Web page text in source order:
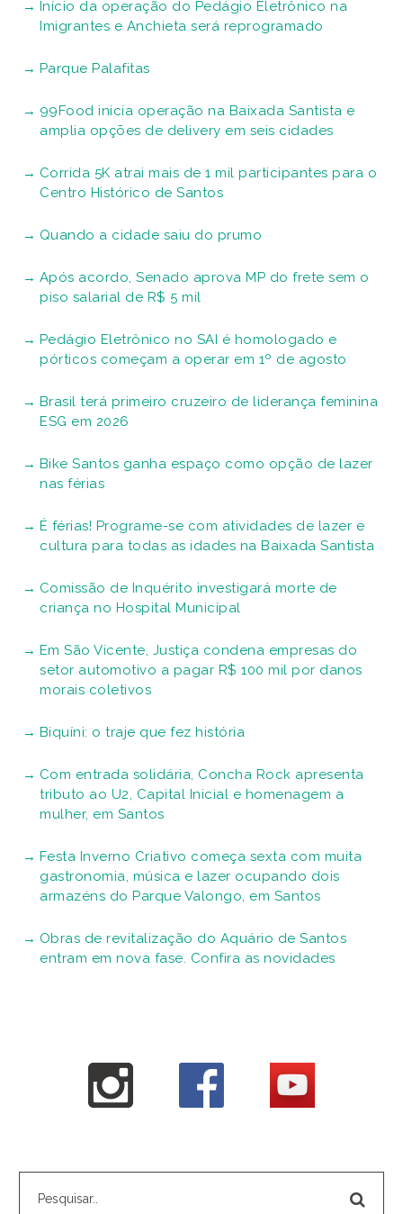
Início da operação do Pedágio Eletrônico na
Imigrantes e Anchieta será reprogramado
Parque Palafitas
99Food inicia operação na Baixada Santista e
amplia opções de delivery em seis cidades
Corrida 5K atrai mais de 1 mil participantes para o
Centro Histórico de Santos
Quando a cidade saiu do prumo
Após acordo, Senado aprova MP do frete sem o
piso salarial de R$ 5 mil
Pedágio Eletrônico no SAI é homologado e
pórticos começam a operar em 1º de agosto
Brasil terá primeiro cruzeiro de liderança feminina
ESG em 2026
Bike Santos ganha espaço como opção de lazer
nas férias
É férias! Programe-se com atividades de lazer e
cultura para todas as idades na Baixada Santista
Comissão de Inquérito investigará morte de
criança no Hospital Municipal
Em São Vicente, Justiça condena empresas do
setor automotivo a pagar R$ 100 mil por danos
morais coletivos
Biquíni: o traje que fez história
Com entrada solidária, Concha Rock apresenta
tributo ao U2, Capital Inicial e homenagem a
mulher, em Santos
Festa Inverno Criativo começa sexta com muita
gastronomia, música e lazer ocupando dois
armazéns do Parque Valongo, em Santos
Obras de revitalização do Aquário de Santos
entram em nova fase. Confira as novidades